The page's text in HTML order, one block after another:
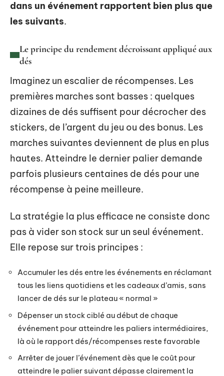
dans un événement rapportent bien plus que
les suivants.
Le principe du rendement décroissant appliqué aux
dés
Imaginez un escalier de récompenses. Les
premières marches sont basses : quelques
dizaines de dés suffisent pour décrocher des
stickers, de l’argent du jeu ou des bonus. Les
marches suivantes deviennent de plus en plus
hautes. Atteindre le dernier palier demande
parfois plusieurs centaines de dés pour une
récompense à peine meilleure.
La stratégie la plus efficace ne consiste donc
pas à vider son stock sur un seul événement.
Elle repose sur trois principes :
Accumuler les dés entre les événements en réclamant
tous les liens quotidiens et les cadeaux d’amis, sans
lancer de dés sur le plateau « normal »
Dépenser un stock ciblé au début de chaque
événement pour atteindre les paliers intermédiaires,
là où le rapport dés/récompenses reste favorable
Arrêter de jouer l’événement dès que le coût pour
atteindre le palier suivant dépasse clairement la